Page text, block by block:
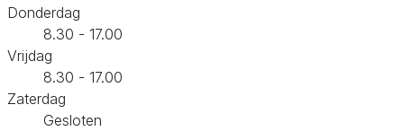
Donderdag
8.30 - 17.00
Vrijdag
8.30 - 17.00
Zaterdag
Gesloten